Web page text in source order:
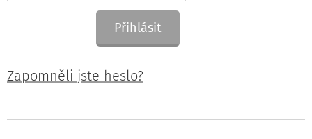
Přihlásit
Zapomněli jste heslo?